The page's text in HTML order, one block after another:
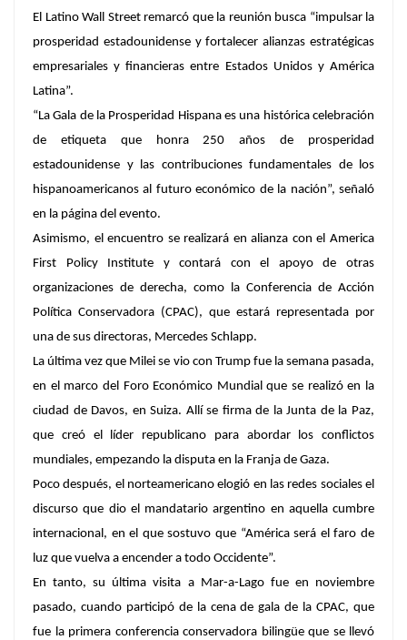
El Latino Wall Street remarcó que la reunión busca “impulsar la
prosperidad estadounidense y fortalecer alianzas estratégicas
empresariales y financieras entre Estados Unidos y América
Latina”.
“La Gala de la Prosperidad Hispana es una histórica celebración
de etiqueta que honra 250 años de prosperidad
estadounidense y las contribuciones fundamentales de los
hispanoamericanos al futuro económico de la nación”, señaló
en la página del evento.
Asimismo, el encuentro se realizará en alianza con el America
First Policy Institute y contará con el apoyo de otras
organizaciones de derecha, como la Conferencia de Acción
Política Conservadora (CPAC), que estará representada por
una de sus directoras, Mercedes Schlapp.
La última vez que Milei se vio con Trump fue la semana pasada,
en el marco del Foro Económico Mundial que se realizó en la
ciudad de Davos, en Suiza. Allí se firma de la Junta de la Paz,
que creó el líder republicano para abordar los conflictos
mundiales, empezando la disputa en la Franja de Gaza.
Poco después, el norteamericano elogió en las redes sociales el
discurso que dio el mandatario argentino en aquella cumbre
internacional, en el que sostuvo que “América será el faro de
luz que vuelva a encender a todo Occidente”.
En tanto, su última visita a Mar-a-Lago fue en noviembre
pasado, cuando participó de la cena de gala de la CPAC, que
fue la primera conferencia conservadora bilingüe que se llevó